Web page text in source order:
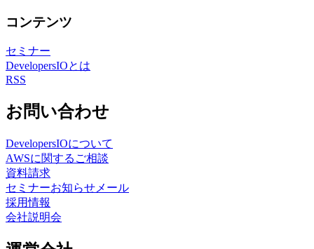
コンテンツ
セミナー
DevelopersIOとは
RSS
お問い合わせ
DevelopersIOについて
AWSに関するご相談
資料請求
セミナーお知らせメール
採用情報
会社説明会